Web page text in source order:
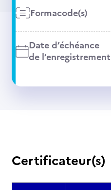
Formacode(s)
Date d’échéance
de l’enregistrement
Certificateur(s)